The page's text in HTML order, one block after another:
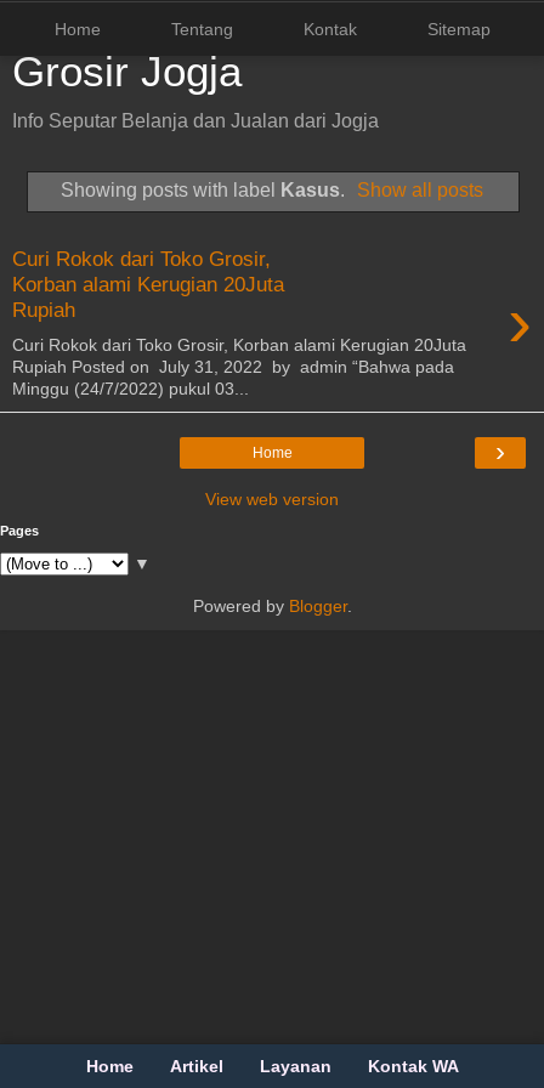
Home Tentang Kontak Sitemap
Grosir Jogja
Info Seputar Belanja dan Jualan dari Jogja
Showing posts with label Kasus. Show all posts
Curi Rokok dari Toko Grosir,
Korban alami Kerugian 20Juta
Rupiah
›
Curi Rokok dari Toko Grosir, Korban alami Kerugian 20Juta
Rupiah Posted on July 31, 2022 by admin “Bahwa pada
Minggu (24/7/2022) pukul 03...
›
Home
View web version
Pages
▼
Powered by Blogger.
Home Artikel Layanan Kontak WA